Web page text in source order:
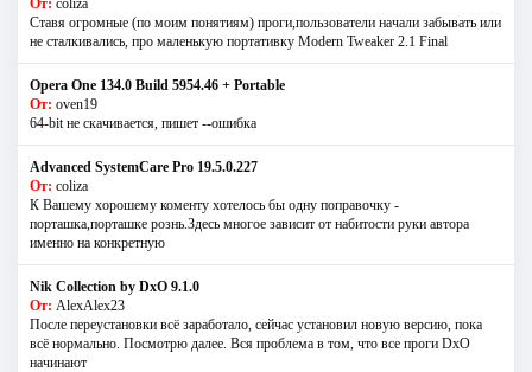
От: coliza
Ставя огромные (по моим понятиям) проги,пользователи начали забывать или
не сталкивались, про маленькую портативку Modern Tweaker 2.1 Final
Opera One 134.0 Build 5954.46 + Portable
От: oven19
64-bit не скачивается, пишет --ошибка
Advanced SystemCare Pro 19.5.0.227
От: coliza
К Вашему хорошему коменту хотелось бы одну поправочку -
порташка,порташке рознь.Здесь многое зависит от набитости руки автора
именно на конкретную
Nik Collection by DxO 9.1.0
От: AlexAlex23
После переустановки всё заработало, сейчас установил новую версию, пока
всё нормально. Посмотрю далее. Вся проблема в том, что все проги DxO
начинают